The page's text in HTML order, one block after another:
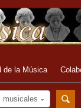
de la Música
musicales